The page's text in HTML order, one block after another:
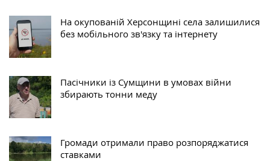
На окупованій Херсонщині села залишилися
без мобільного зв'язку та інтернету
Пасічники із Сумщини в умовах війни
збирають тонни меду
Громади отримали право розпоряджатися
ставками